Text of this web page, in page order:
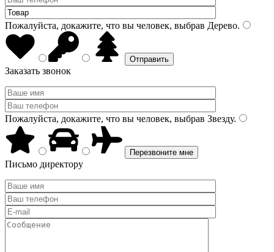
Пожалуйста, докажите, что вы человек, выбрав Дерево.
Заказать звонок
Пожалуйста, докажите, что вы человек, выбрав Звезду.
Письмо директору